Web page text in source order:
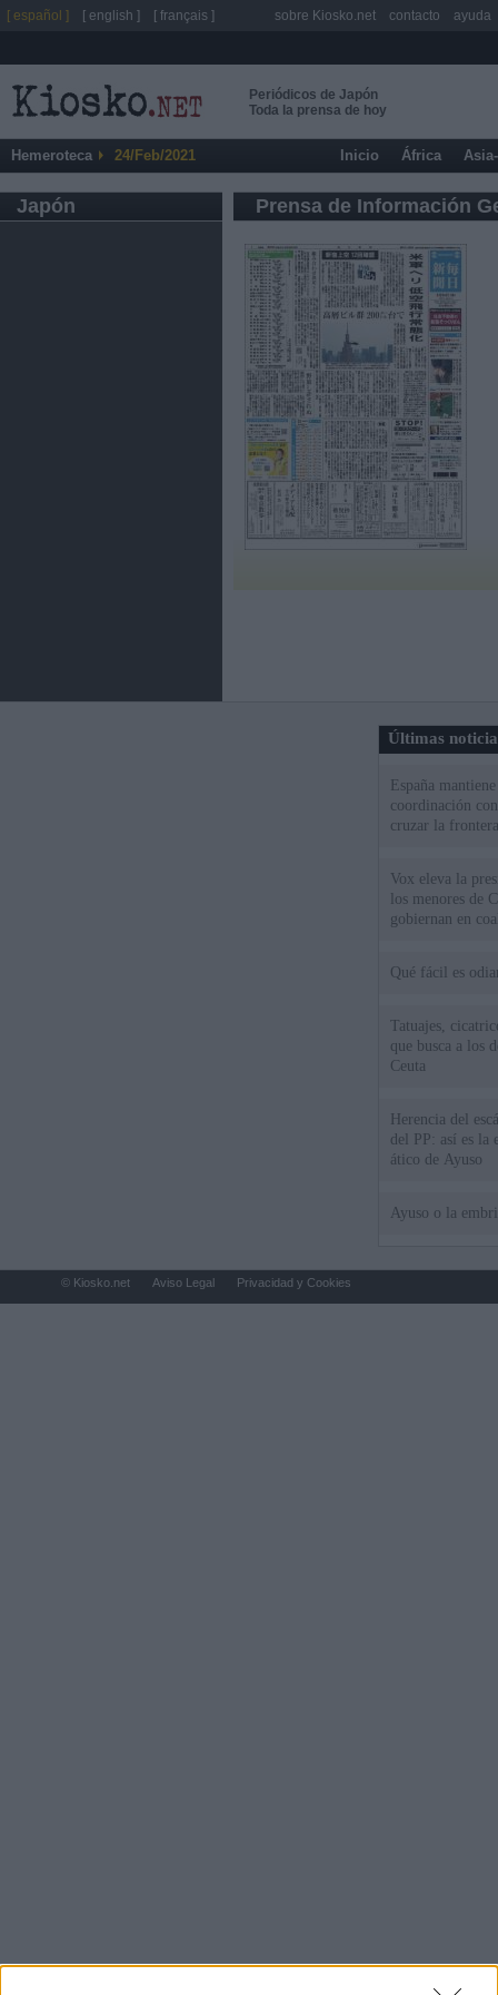
Periódicos de Japón
Toda la prensa de hoy
Hemeroteca 24/Feb/2021 Inicio África
Japón Prensa de Información
Últimas
España
coordinación
cruzar la
Vox eleva la
los menores de
gobiernan en
Qué fácil es
Tatuajes,
que busca a los
Ceuta
Herencia del
del PP: así es la
ático de Ayuso
Ayuso o la
[ español ] [ english ] [ français ] sobre Kiosko.net contacto ayuda
© Kiosko.net Aviso Legal Privacidad y Cookies